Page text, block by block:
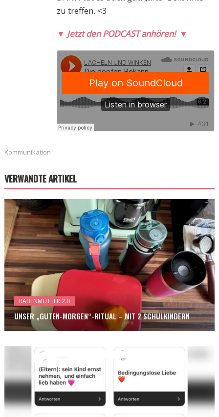
zu treffen. <3
▼ Jetzt den PODCAST anhören! ▼
Kommunikation
VERWANDTE ARTIKEL
RABENMUTTER 2.0
UNSER „GUTEN-MORGEN“-RITUAL – MIT 2 SCHULKINDERN